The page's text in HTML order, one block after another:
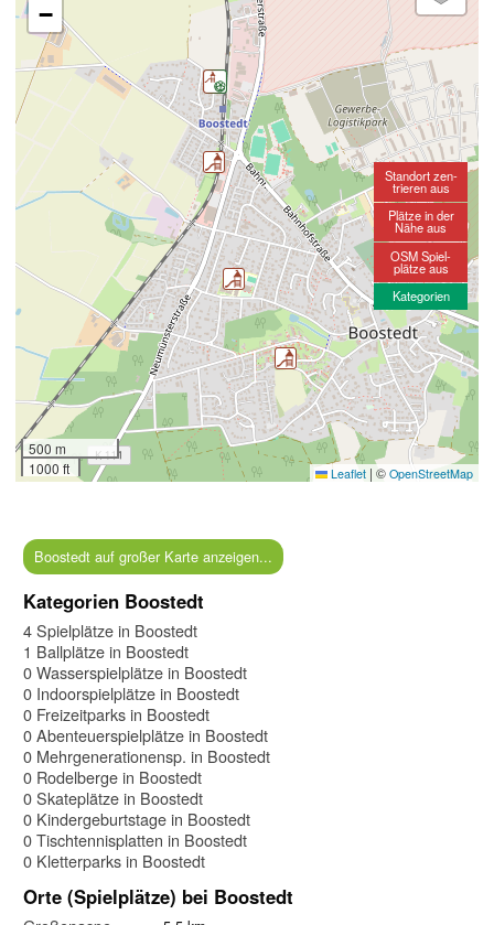
−
500 m
1000 ft
Leaflet | © OpenStreetMap
Standort zen-
trieren aus
Plätze in der
Nähe aus
OSM Spiel-
plätze aus
Kategorien
Boostedt auf großer Karte anzeigen...
Kategorien Boostedt
4 Spielplätze in Boostedt
1 Ballplätze in Boostedt
0 Wasserspielplätze in Boostedt
0 Indoorspielplätze in Boostedt
0 Freizeitparks in Boostedt
0 Abenteuerspielplätze in Boostedt
0 Mehrgenerationensp. in Boostedt
0 Rodelberge in Boostedt
0 Skateplätze in Boostedt
0 Kindergeburtstage in Boostedt
0 Tischtennisplatten in Boostedt
0 Kletterparks in Boostedt
Orte (Spielplätze) bei Boostedt